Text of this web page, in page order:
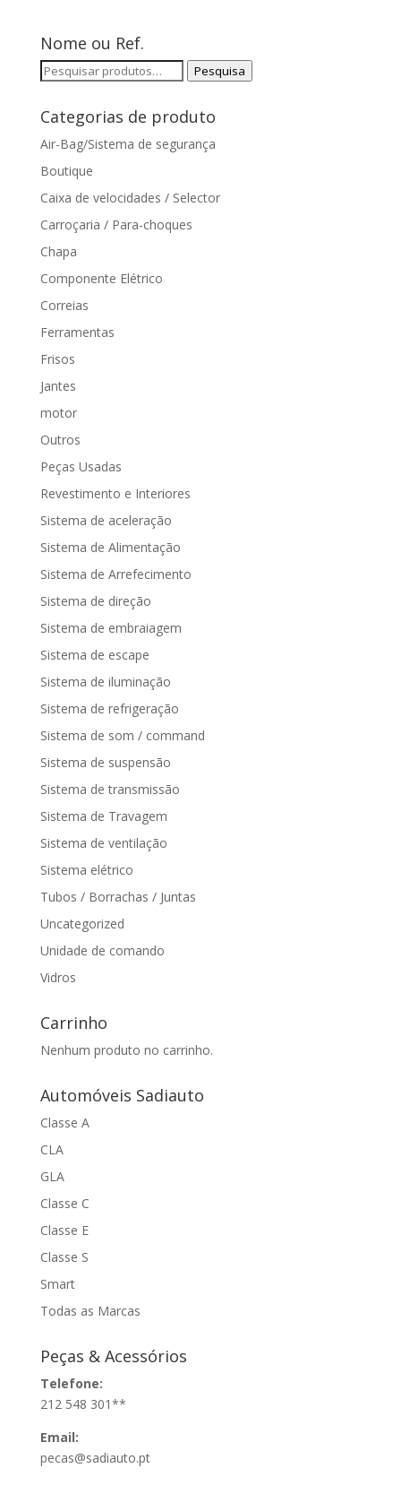
Nome ou Ref.
Pesquisar
Pesquisa
Categorias de produto
Air-Bag/Sistema de segurança
Boutique
Caixa de velocidades / Selector
Carroçaria / Para-choques
Chapa
Componente Elétrico
Correias
Ferramentas
Frisos
Jantes
motor
Outros
Peças Usadas
Revestimento e Interiores
Sistema de aceleração
Sistema de Alimentação
Sistema de Arrefecimento
Sistema de direção
Sistema de embraiagem
Sistema de escape
Sistema de iluminação
Sistema de refrigeração
Sistema de som / command
Sistema de suspensão
Sistema de transmissão
Sistema de Travagem
Sistema de ventilação
Sistema elétrico
Tubos / Borrachas / Juntas
Uncategorized
Unidade de comando
Vidros
Carrinho
Nenhum produto no carrinho.
Automóveis Sadiauto
Classe A
CLA
GLA
Classe C
Classe E
Classe S
Smart
Todas as Marcas
Peças & Acessórios
Telefone:
212 548 301**
Email:
pecas@sadiauto.pt